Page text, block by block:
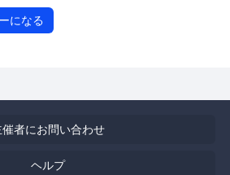
になる
催者にお問い合わせ
ヘルプ